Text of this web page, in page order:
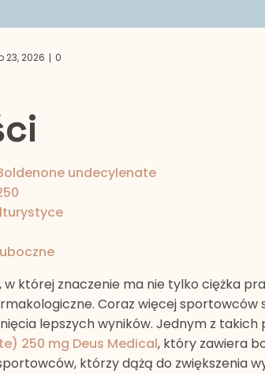
23, 2026 | 0
undecylenate
której znaczenie ma nie tylko ciężka
Coraz więcej
lepszych wyników. Jednym z
250 mg Deus Medical, który zawiera
którzy dążą do zwiększenia